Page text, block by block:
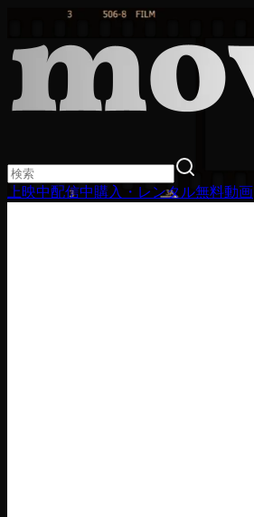
上映中配信中購入・レンタル無料動画